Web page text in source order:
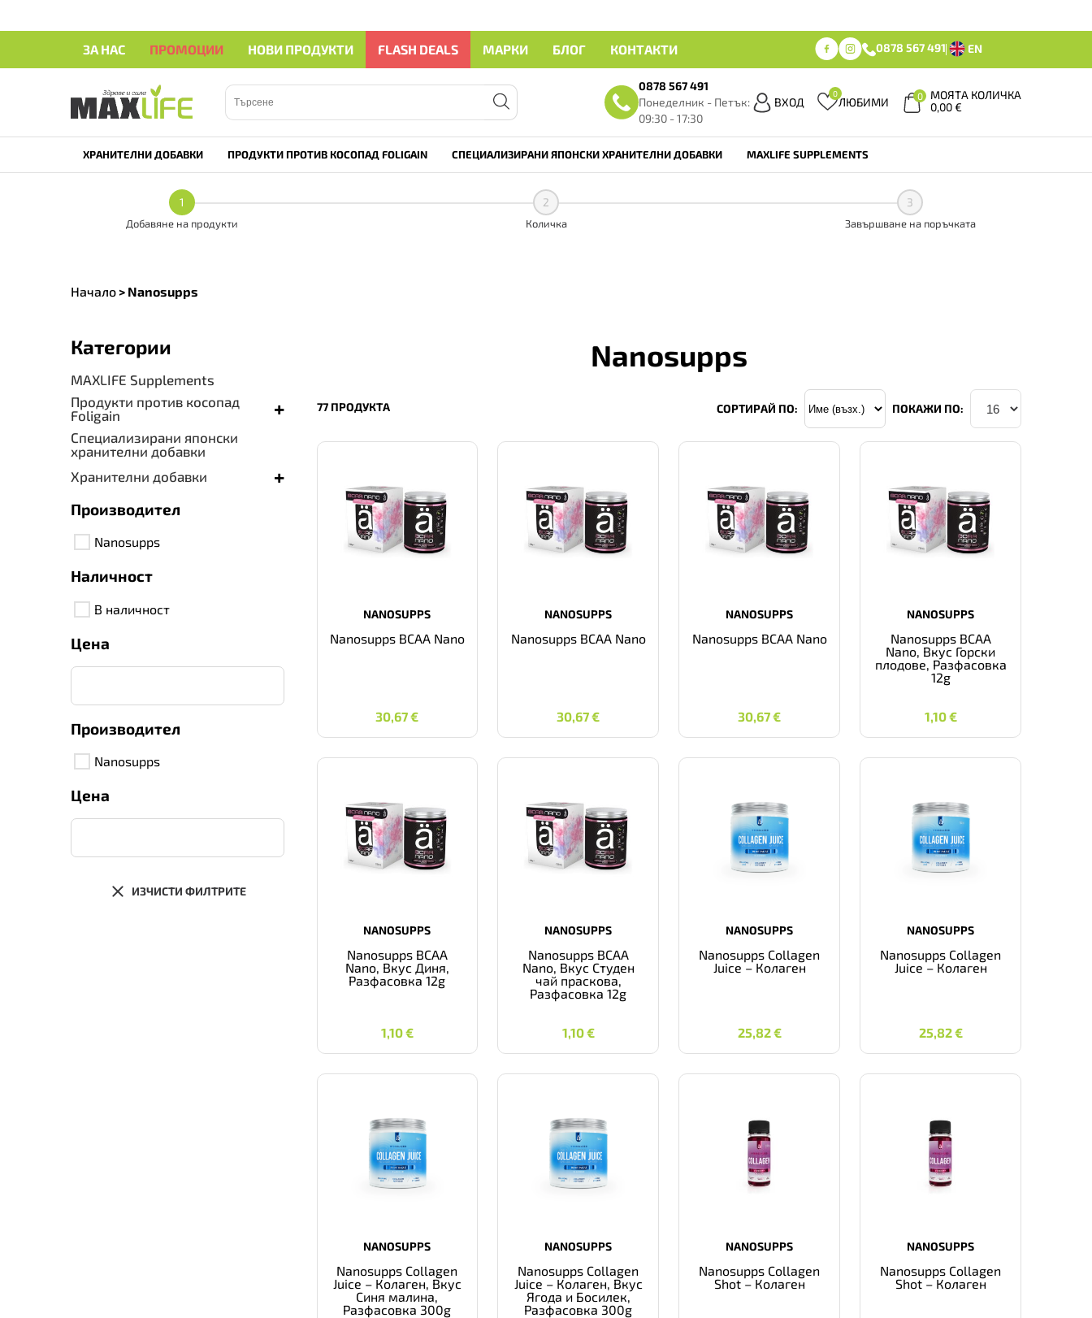
ЗА НАС ПРОМОЦИИ НОВИ ПРОДУКТИ FLASH DEALS МАРКИ БЛОГ КОНТАКТИ 0878 567 491 EN
0878 567 491
Понеделник - Петък:
09:30 - 17:30
ВХОД
0
ЛЮБИМИ 0
МОЯТА КОЛИЧКА
0,00€
ХРАНИТЕЛНИ ДОБАВКИ ПРОДУКТИ ПРОТИВ КОСОПАД FOLIGAIN СПЕЦИАЛИЗИРАНИ ЯПОНСКИ ХРАНИТЕЛНИ ДОБАВКИ MAXLIFE SUPPLEMENTS
1
Добавяне на продукти
2
Количка
3
Завършване на поръчката
Начало > Nanosupps
Категории
MAXLIFE Supplements
Продукти против косопад
Foligain
+
Специализирани японски
хранителни добавки
Хранителни добавки
+
Производител
Nanosupps
Наличност
В наличност
Цена
Производител
Nanosupps
Цена
ИЗЧИСТИ ФИЛТРИТЕ
Nanosupps
77 ПРОДУКТА СОРТИРАЙ ПО: ПОКАЖИ ПО:
NANOSUPPS
Nanosupps BCAA Nano
30,67€
30,67 €
NANOSUPPS
Nanosupps BCAA Nano
30,67€
30,67 €
NANOSUPPS
Nanosupps BCAA Nano
30,67€
30,67 €
NANOSUPPS
Nanosupps BCAA
Nano, Вкус Горски
плодове, Разфасовка
12g
1,10€
1,10 €
NANOSUPPS
Nanosupps BCAA
Nano, Вкус Диня,
Разфасовка 12g
1,10€
1,10 €
NANOSUPPS
Nanosupps BCAA
Nano, Вкус Студен
чай праскова,
Разфасовка 12g
1,10€
1,10 €
NANOSUPPS
Nanosupps Collagen
Juice – Колаген
25,82€
25,82
NANOSUPPS
Nanosupps Collagen
Juice – Колаген
25,82€
25,82
NANOSUPPS
Nanosupps Collagen
Juice – Колаген, Вкус
Синя малина,
Разфасовка 300g
NANOSUPPS
Nanosupps Collagen
Juice – Колаген, Вкус
Ягода и Босилек,
Разфасовка 300g
NANOSUPPS
Nanosupps Collagen
Shot – Колаген
NANOSUPPS
Nanosupps Collagen
Shot – Колаген